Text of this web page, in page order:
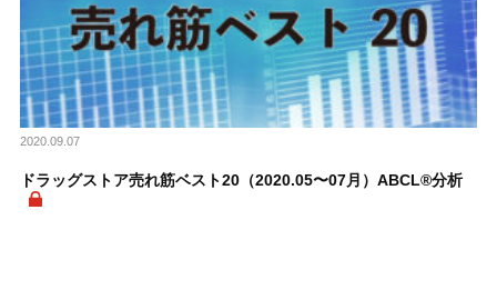
2020.09.07
ドラッグストア売れ筋ベスト20（2020.05〜07月）ABCL®分析